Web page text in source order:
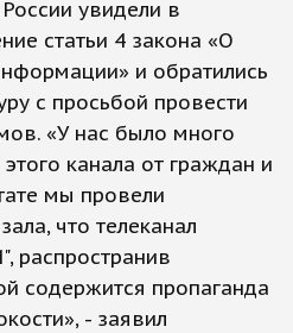
увидели в
статьи 4 закона «О
и обратились
с просьбой провести
«У нас было много
канала от граждан и
мы провели
что телеканал
распространив
содержится пропаганда
- заявил